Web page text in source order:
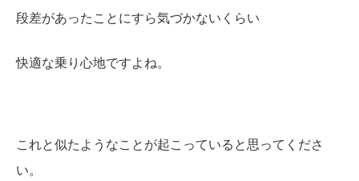
段差があったことにすら気づかないくらい
快適な乗り心地ですよね。
これと似たようなことが起こっていると思ってくださ
い。